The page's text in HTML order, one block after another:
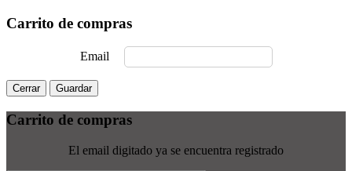
Carrito de compras
Email
Cerrar Guardar
Carrito de compras
El email digitado ya se encuentra registrado